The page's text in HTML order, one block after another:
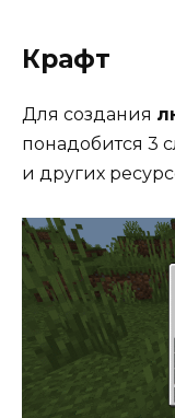
Крафт
Для создания
понадобится 3
и других